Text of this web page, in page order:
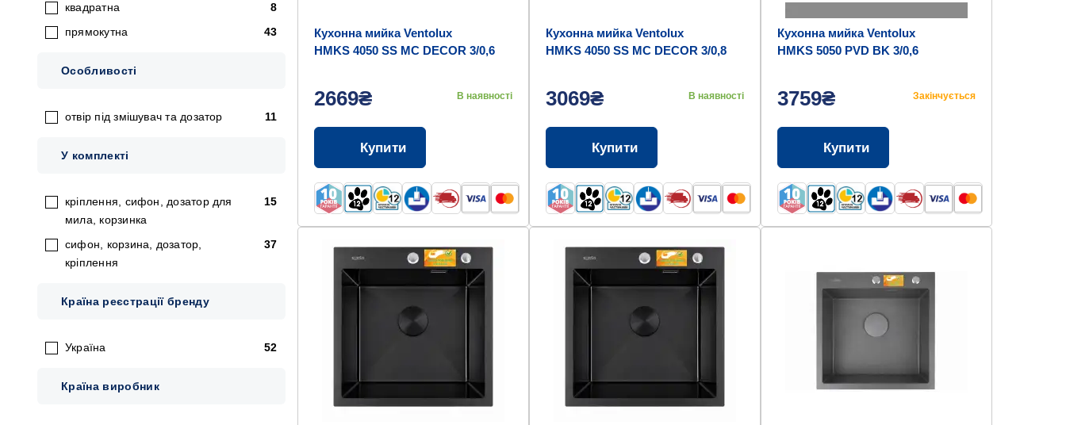
квадратна
8
прямокутна
43
Особливості
отвір під змішувач та дозатор 11
У комплекті
кріплення, сифон, дозатор для
мила, корзинка
15
сифон, корзина, дозатор,
кріплення
37
Країна реєстрації бренду
Україна 52
Країна виробник
Кухонна мийка Ventolux
HMKS 4050 SS MC DECOR 3/0,6
2669₴ В наявності
Купити
Кухонна мийка Ventolux
HMKS 4050 SS MC DECOR 3/0,8
3069₴ В наявності
Купити
Кухонна мийка Ventolux
HMKS 5050 PVD BK 3/0,6
3759₴ Закінчується
Купити